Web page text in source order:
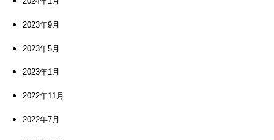
2023年9月
2023年5月
2023年1月
2022年11月
2022年7月